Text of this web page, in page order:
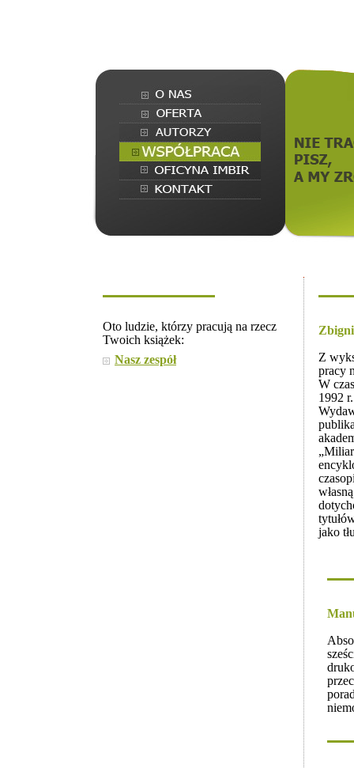
Oto ludzie, którzy pracują na rzecz
Twoich książek:
Nasz zespół
Z
pracy
W
1992
jako